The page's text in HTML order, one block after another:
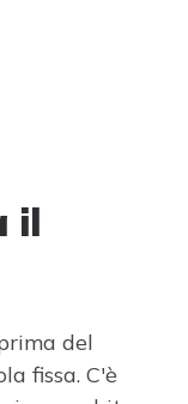
il
del
fissa. C'è